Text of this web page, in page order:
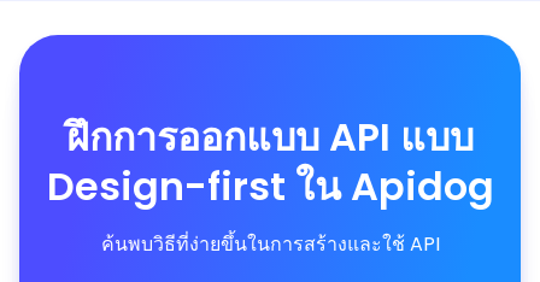
ฝึกการออกแบบ API แบบ
Design-first ใน Apidog
ค้นพบวิธีที่ง่ายขึ้นในการสร้างและใช้ API